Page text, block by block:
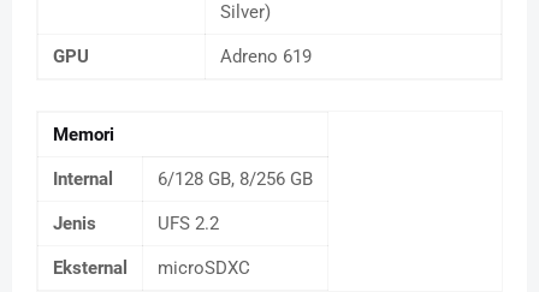
Silver)
GPU Adreno 619
Memori
Internal 6/128 GB, 8/256 GB
Jenis UFS 2.2
Eksternal microSDXC